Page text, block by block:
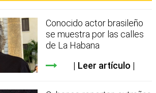
Conocido actor brasileño
se muestra por las calles
de La Habana
Leer artículo